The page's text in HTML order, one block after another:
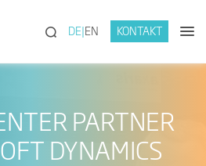
(SUCHE)
DE EN KONTAKT
PARTNER
DYNAMICS